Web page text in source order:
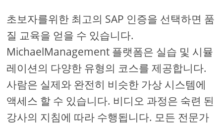
초보자를위한 최고의 SAP 인증을 선택하면 품
질 교육을 얻을 수 있습니다.
MichaelManagement 플랫폼은 실습 및 시뮬
레이션의 다양한 유형의 코스를 제공합니다.
사람은 실제와 완전히 비슷한 가상 시스템에
액세스 할 수 있습니다. 비디오 과정은 숙련 된
강사의 지침에 따라 수행됩니다. 모든 전문가